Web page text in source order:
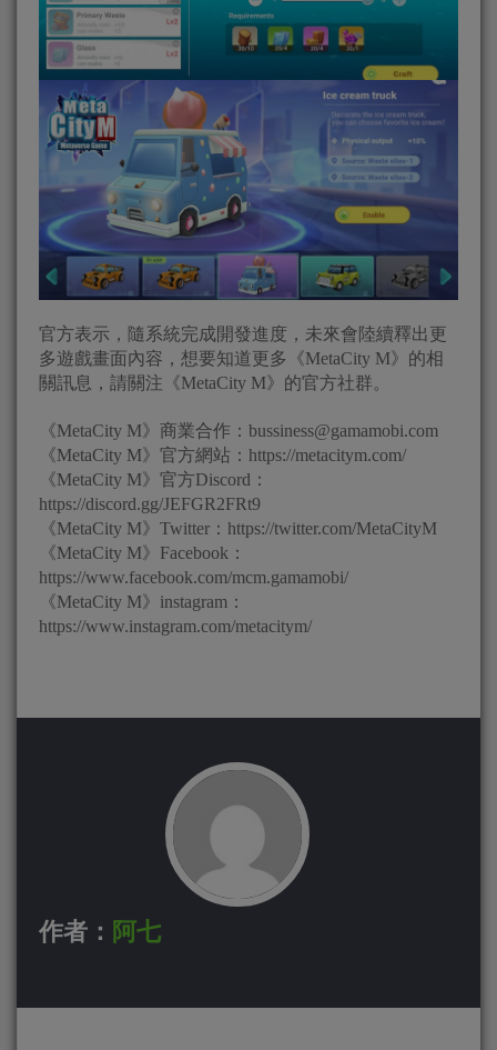
官方表示，隨系統完成開發進度，未來會陸續釋出更
多遊戲畫面內容，想要知道更多《MetaCity M》的相
關訊息，請關注《MetaCity M》的官方社群。
《MetaCity M》商業合作： bussiness@gamamobi.com
《MetaCity M》官方網站：https://metacitym.com/
《MetaCity M》官方Discord：
https://discord.gg/JEFGR2FRt9
《MetaCity M》Twitter：https://twitter.com/MetaCityM
《MetaCity M》Facebook：
https://www.facebook.com/mcm.gamamobi/
《MetaCity M》instagram：
https://www.instagram.com/metacitym/
作者： 阿七